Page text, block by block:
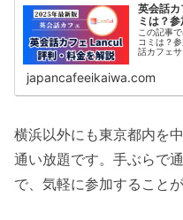
英会話
ミは？
この記事
コミは？
話カフェ
japancafeeikaiwa.com
横浜以外にも東京都内を
通い放題です。手ぶらで
で、気軽に参加することが